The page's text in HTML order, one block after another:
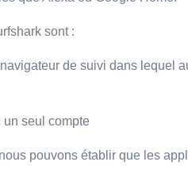
sont :
de suivi dans lequel
seul compte
pouvons établir que les